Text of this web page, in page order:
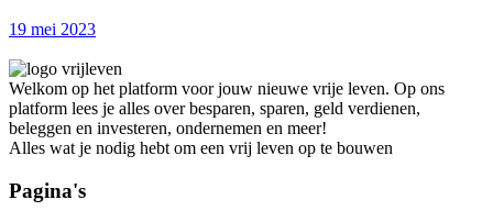
19 mei 2023
Welkom op het platform voor jouw nieuwe vrije leven. Op ons
platform lees je alles over besparen, sparen, geld verdienen,
beleggen en investeren, ondernemen en meer!
Alles wat je nodig hebt om een vrij leven op te bouwen
Pagina's